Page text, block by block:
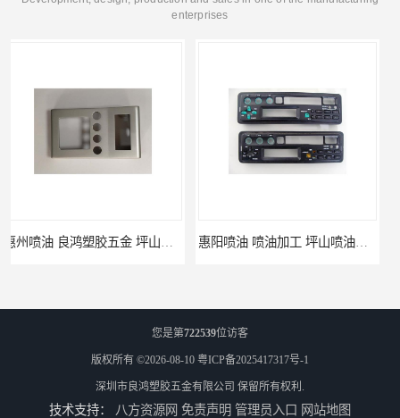
enterprises
您是第722539位访客
版权所有 ©2026-08-10 粤ICP备2025417317号-1
深圳市良鸿塑胶五金有限公司 保留所有权利.
技术支持： 八方资源网 免责声明 管理员入口 网站地图